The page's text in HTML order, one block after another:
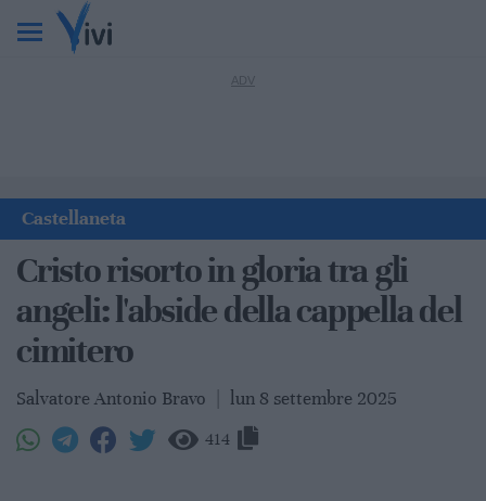
Castellaneta
Cristo risorto in gloria tra gli
angeli: l'abside della cappella del
cimitero
Salvatore Antonio Bravo lun 8 settembre 2025
414